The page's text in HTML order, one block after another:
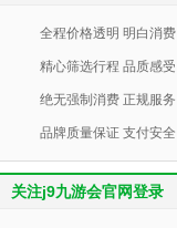
全程价格透明 明白消费
精心筛选行程 品质感受
绝无强制消费 正规服务
品牌质量保证 支付安全
关注j9九游会官网登录